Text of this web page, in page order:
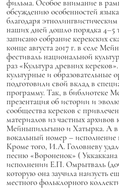
фильма. Особое внимание в
обсуждению особенностей
благодаря
наших дней дошло порядка 4–5
записано собрание керекских
конце августа 2017 г. в селе
фестиваль национальной
раз «Культура древних
культурные и образовательные
подготовили свой вклад в
программу. Так, в библиотеке
презентация об истории и
сообщества кереков с
материалов из частных архивов
Мейныпильгыно и Хатырка. А в
вокальный номер – исполнение
Кроме того, И.А. Головневу
песню «Вороненок» (Уккаккана
исполнении Е.П. Омрытваль
которую она заучила наизусть
местного фольклорного